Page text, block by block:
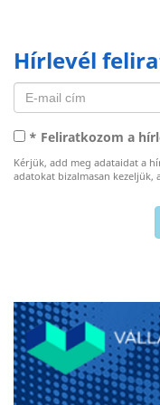
Hírlevél
* Feliratkozom a
Kérjük, add meg adataidat a
adatokat bizalmasan